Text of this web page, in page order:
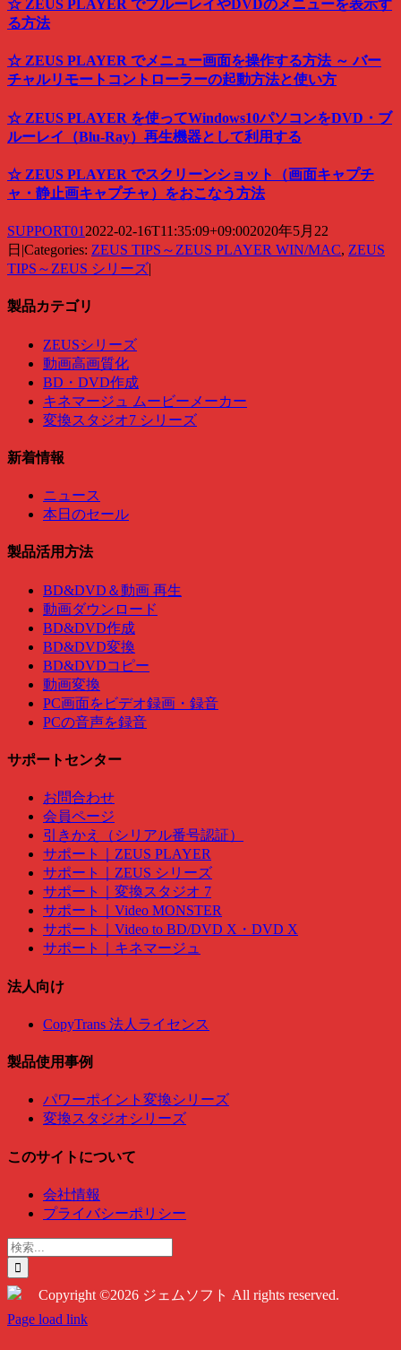
☆ ZEUS PLAYER でブルーレイやDVDのメニューを表示す
る方法
☆ ZEUS PLAYER でメニュー画面を操作する方法 ～ バー
チャルリモートコントローラーの起動方法と使い方
☆ ZEUS PLAYER を使ってWindows10パソコンをDVD・ブ
ルーレイ（Blu-Ray）再生機器として利用する
☆ ZEUS PLAYER でスクリーンショット（画面キャプチ
ャ・静止画キャプチャ）をおこなう方法
SUPPORT01 2022-02-16T11:35:09+09:002020年5月22
日 |Categories: ZEUS TIPS～ZEUS PLAYER WIN/MAC, ZEUS
TIPS～ZEUS シリーズ|
製品カテゴリ
ZEUSシリーズ
動画高画質化
BD・DVD作成
キネマージュ ムービーメーカー
変換スタジオ7 シリーズ
新着情報
ニュース
本日のセール
製品活用方法
BD&DVD＆動画 再生
動画ダウンロード
BD&DVD作成
BD&DVD変換
BD&DVDコピー
動画変換
PC画面をビデオ録画・録音
PCの音声を録音
サポートセンター
お問合わせ
会員ページ
引きかえ（シリアル番号認証）
サポート｜ZEUS PLAYER
サポート｜ZEUS シリーズ
サポート｜変換スタジオ 7
サポート｜Video MONSTER
サポート｜Video to BD/DVD X・DVD X
サポート｜キネマージュ
法人向け
CopyTrans 法人ライセンス
製品使用事例
パワーポイント変換シリーズ
変換スタジオシリーズ
このサイトについて
会社情報
プライバシーポリシー
検
索
…
Copyright ©2026 ジェムソフト All rights reserved.
Twitter
Instagram
Facebook
Page load link